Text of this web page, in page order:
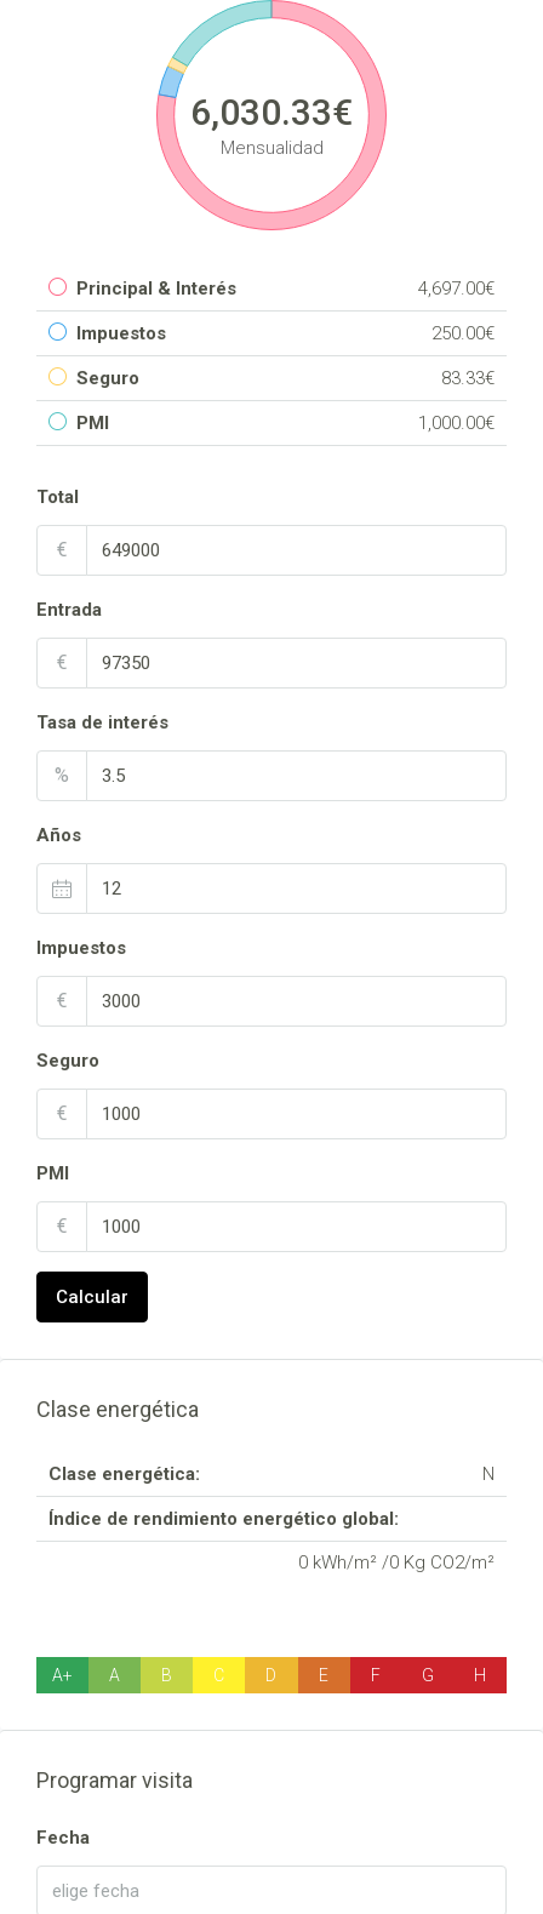
6,030.33€
Mensualidad
Principal & Interés 4,697.00€
Impuestos 250.00€
Seguro 83.33€
PMI 1,000.00€
Total
€
Entrada
€
Tasa de interés
%
Años
Impuestos
€
Seguro
€
PMI
€
Calcular
Clase energética
Clase energética: N
Índice de rendimiento energético global:
0 kWh/m² /0 Kg CO2/m²
A+ A B C D E F G H
Programar visita
Fecha